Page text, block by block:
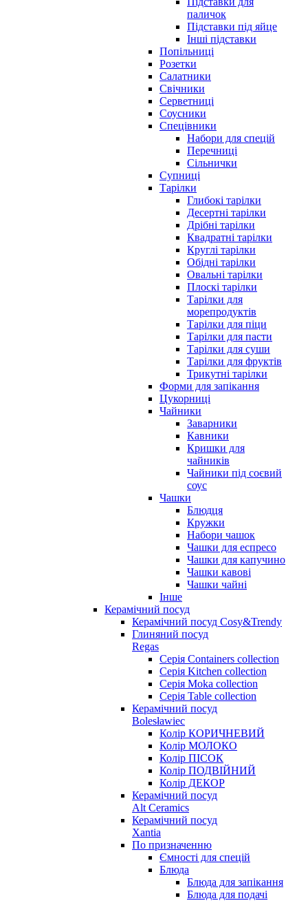
паличок
Підставки під яйце
Інші підставки
Попільниці
Розетки
Салатники
Свічники
Серветниці
Соусники
Спецівники
Набори для спецій
Перечниці
Сільнички
Супниці
Тарілки
Глибокі тарілки
Десертні тарілки
Дрібні тарілки
Квадратні тарілки
Круглі тарілки
Обідні тарілки
Овальні тарілки
Плоскі тарілки
Тарілки для
морепродуктів
Тарілки для піци
Тарілки для пасти
Тарілки для суши
Тарілки для фруктів
Трикутні тарілки
Форми для запікання
Цукорниці
Чайники
Заварники
Кавники
Кришки для
чайників
Чайники під соєвий
соус
Чашки
Блюдця
Кружки
Набори чашок
Чашки для еспресо
Чашки для капучино
Чашки кавові
Чашки чайні
Інше
Керамічний посуд
Керамічний посуд Cosy&Trendy
Глиняний посуд
Regas
Серія Containers collection
Серія Kitchen collection
Серія Moka collection
Серія Table collection
Керамічний посуд
Bolesławiec
Колір КОРИЧНЕВИЙ
Колір МОЛОКО
Колір ПІСОК
Колір ПОДВІЙНИЙ
Колір ДЕКОР
Керамічний посуд
Alt Ceramics
Керамічний посуд
Xantia
По призначенню
Ємності для спецій
Блюда
Блюда для запікання
Блюда для подачі